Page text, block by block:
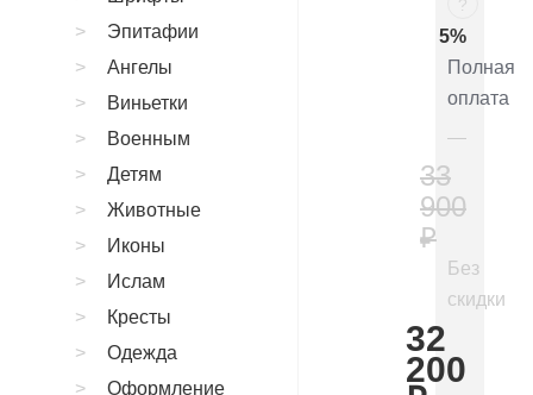
?
5%
Полная
оплата
33
900
₽
Без
скидки
32
200
Эпитафии
Ангелы
Виньетки
Военным
Детям
Животные
Иконы
Ислам
Кресты
Одежда
Оформление